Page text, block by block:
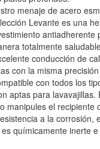
menaje de acero
Levante es una
totalmente
conducción de
con la misma
con todos los
aptas para
manipules el recipiente
a la
químicamente inerte